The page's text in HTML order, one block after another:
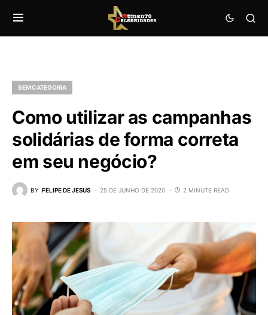
SEM CATEGORIA
Como utilizar as campanhas
solidárias de forma correta
em seu negócio?
BY FELIPE DE JESUS 25 DE JUNHO DE 2020 2 MINUTE READ